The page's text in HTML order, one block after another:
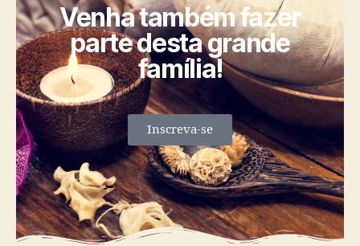
Venha também fazer
parte desta grande
família!
Inscreva-se